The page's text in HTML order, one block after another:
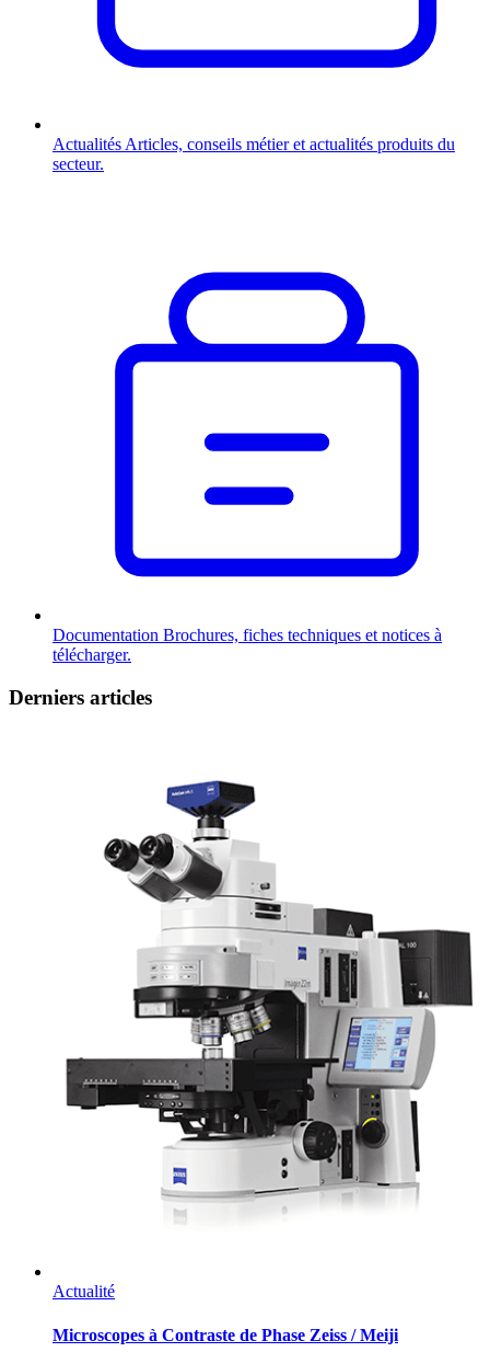
Actualités Articles, conseils métier et actualités produits du
secteur.
Documentation Brochures, fiches techniques et notices à
télécharger.
Derniers articles
Actualité
Microscopes à Contraste de Phase Zeiss / Meiji